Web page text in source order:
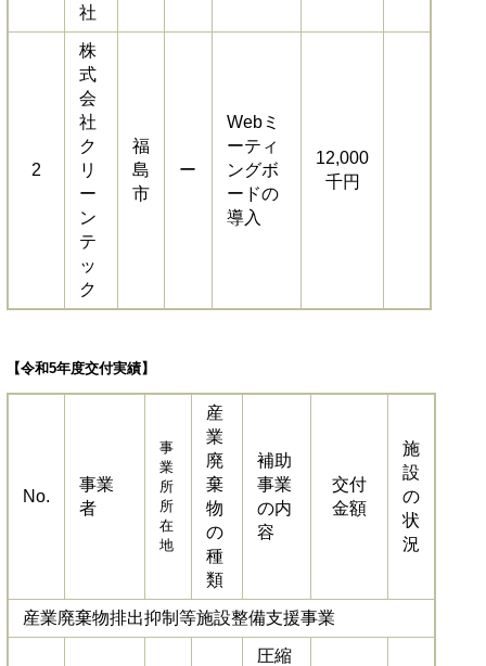
社
2
株
式
会
社
ク
リ
ー
ン
テ
ッ
ク
福
島
市
ー
Webミ
ーティ
ングボ
ードの
導入
12,000
千円
【令和5年度交付実績】
No.
事業
者
事
業
所
所
在
地
産
業
廃
棄
物
の
種
類
補助
事業
の内
容
交付
金額
施
設
の
状
況
産業廃棄物排出抑制等施設整備支援事業
圧縮